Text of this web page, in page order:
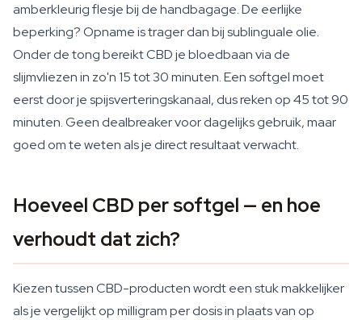
amberkleurig flesje bij de handbagage. De eerlijke
beperking? Opname is trager dan bij sublinguale olie.
Onder de tong bereikt CBD je bloedbaan via de
slijmvliezen in zo'n 15 tot 30 minuten. Een softgel moet
eerst door je spijsverteringskanaal, dus reken op 45 tot 90
minuten. Geen dealbreaker voor dagelijks gebruik, maar
goed om te weten als je direct resultaat verwacht.
Hoeveel CBD per softgel — en hoe
verhoudt dat zich?
Kiezen tussen CBD-producten wordt een stuk makkelijker
als je vergelijkt op milligram per dosis in plaats van op